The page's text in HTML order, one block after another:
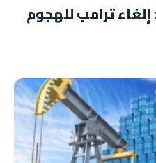
ترامب للهجوم